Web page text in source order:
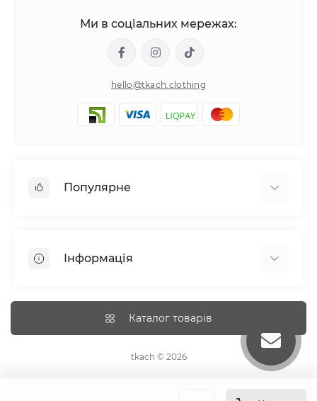
Ми в соціальних мережах:
hello@tkach.clothing
Популярне
Простирадла на резинці
Інформація
Доставка
Каталог товарів
tkach © 2026